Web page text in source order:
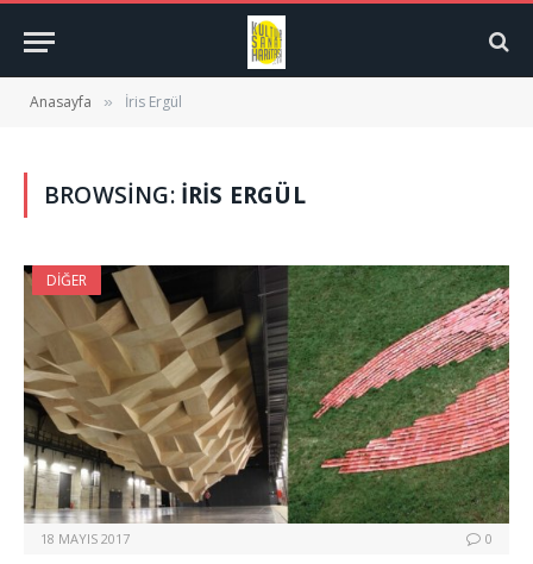
Anasayfa » İris Ergül
BROWSING: İRIS ERGÜL
DIĞER
18 MAYIS 2017 0